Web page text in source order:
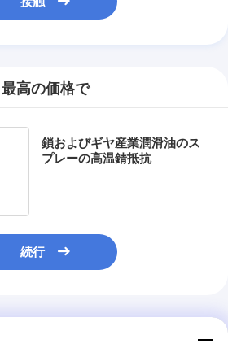
最高の価格で
鎖およびギヤ産業潤滑油のス
プレーの高温錆抵抗
続行